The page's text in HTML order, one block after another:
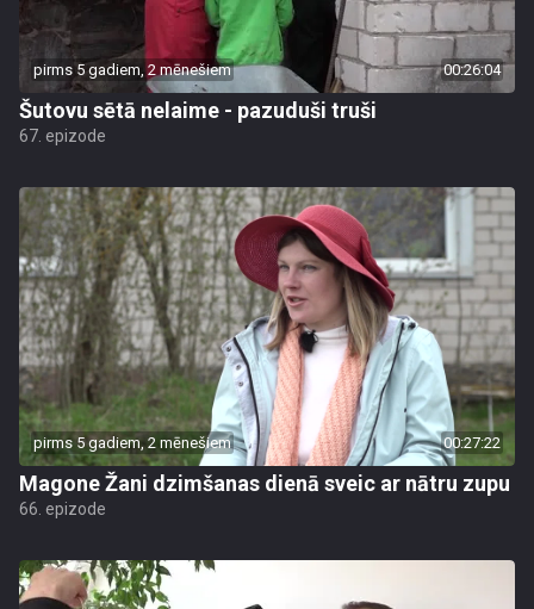
pirms 5 gadiem, 2 mēnešiem 00:26:04
Šutovu sētā nelaime - pazuduši truši
67. epizode
pirms 5 gadiem, 2 mēnešiem 00:27:22
Magone Žani dzimšanas dienā sveic ar nātru zupu
66. epizode